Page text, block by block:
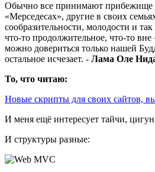
Обычно все принимают прибежище
«Мерседесах», другие в своих
сообразительности, молодости и
что-то продолжительное, что-то вне
можно довериться только нашей
остальное исчезает. - Лама Оле
То, что читаю:
Новые скрипты для своих сайтов,
И меня ещё интересует тайчи,
И структуры разные: